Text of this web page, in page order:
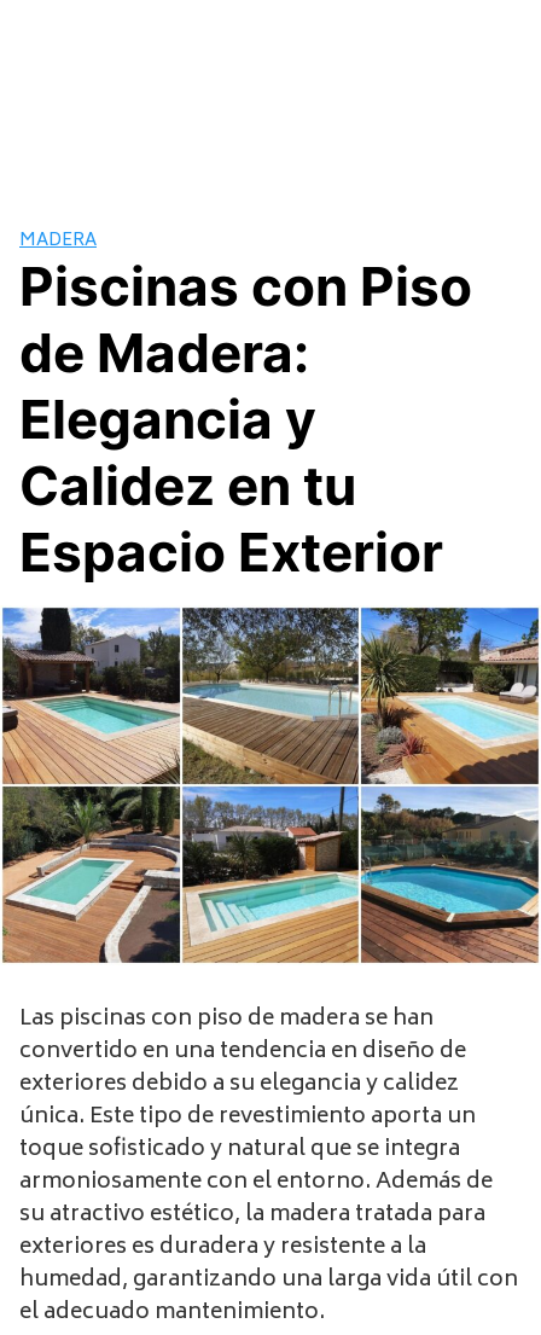
MADERA
Piscinas con Piso
de Madera:
Elegancia y
Calidez en tu
Espacio Exterior
Las piscinas con piso de madera se han
convertido en una tendencia en diseño de
exteriores debido a su elegancia y calidez
única. Este tipo de revestimiento aporta un
toque sofisticado y natural que se integra
armoniosamente con el entorno. Además de
su atractivo estético, la madera tratada para
exteriores es duradera y resistente a la
humedad, garantizando una larga vida útil con
el adecuado mantenimiento.